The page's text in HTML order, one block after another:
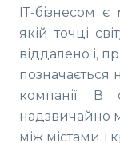
ІТ-бізнесом
якій точці
віддалено і,
позначається
компанії. В
надзвичайно
між містами і